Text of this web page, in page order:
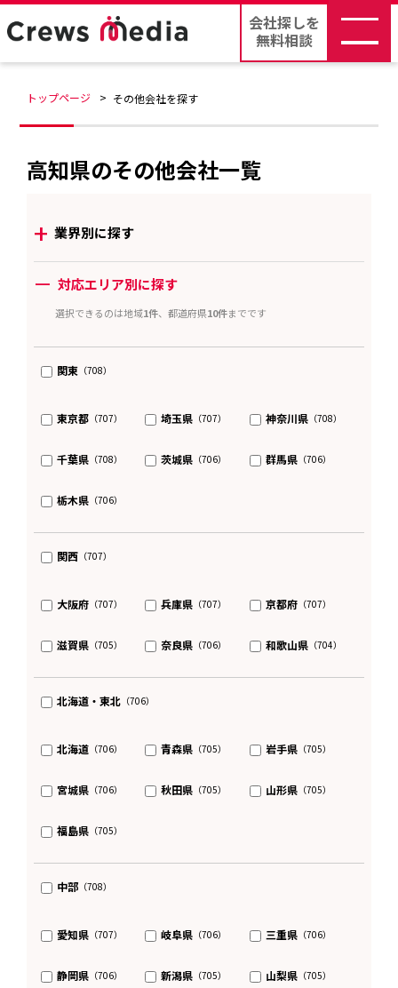
会社探しを
無料相談
トップページ その他会社を探す
高知県のその他会社一覧
+ 業界別に探す
ー 対応エリア別に探す
選択できるのは地域1件、都道府県10件までです
関東（708）
東京都（707） 埼玉県 （707） 神奈川県 （708）
千葉県（708） 茨城県 （706） 群馬県 （706）
栃木県（706）
関西（707）
大阪府（707） 兵庫県 （707） 京都府 （707）
滋賀県（705） 奈良県 （706） 和歌山県 （704）
北海道・東北（706）
北海道（706） 青森県 （705） 岩手県 （705）
宮城県（706） 秋田県 （705） 山形県 （705）
福島県（705）
中部（708）
愛知県（707） 岐阜県 （706） 三重県 （706）
静岡県（706） 新潟県 （705） 山梨県 （705）